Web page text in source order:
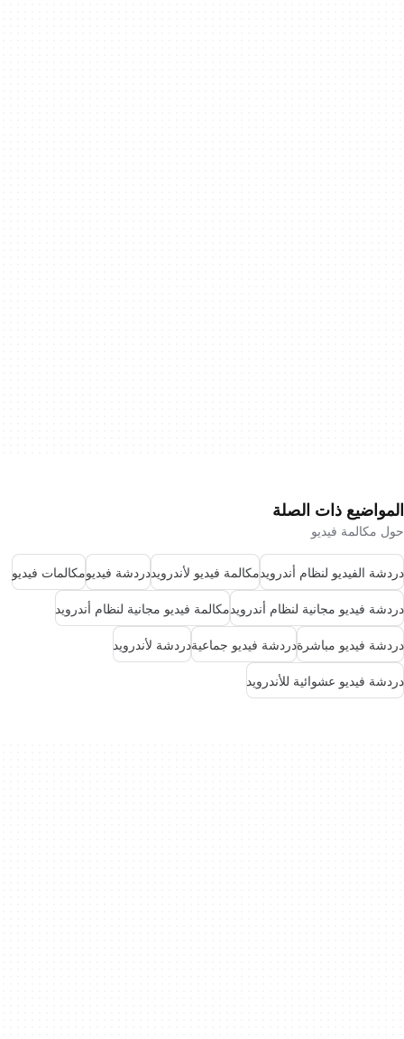
المواضيع ذات الصلة
حول مكالمة فيديو
دردشة الفيديو لنظام أندرويدمكالمة فيديو لأندرويددردشة فيديومكالمات فيديو
دردشة فيديو مجانية لنظام أندرويدمكالمة فيديو مجانية لنظام أندرويد
دردشة فيديو مباشرةدردشة فيديو جماعيةدردشة لأندرويد
دردشة فيديو عشوائية للأندرويد